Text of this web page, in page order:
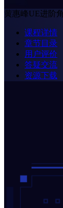
黄惠峰UE进阶
课程详情
章节目录
用户评价
答疑交流
资源下载